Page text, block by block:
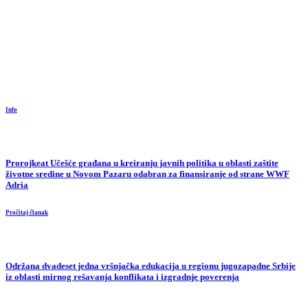
Info
Prorojkeat Učešće građana u kreiranju javnih politika u oblasti zaštite
životne sredine u Novom Pazaru odabran za finansiranje od strane WWF
Adria
Pročitaj članak
Održana dvadeset jedna vršnjačka edukacija u regionu jugozapadne Srbije
iz oblasti mirnog rešavanja konflikata i izgradnje poverenja